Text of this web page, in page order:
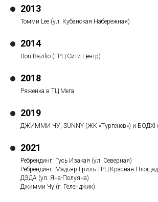
2013
Томми Lee (ул. Кубанская Набережная)
2014
Don Bazilio (ТРЦ Сити Центр)
2018
Ряженка в ТЦ Мега
2019
ДЖИММИ ЧУ, SUNNY (ЖК «Тургенев») и БОДХI
2021
Ребрендинг: Гусь Изакая (ул. Северная)
Ребрендинг: Мадьяр Гриль ТРЦ Красная
ДЭДА (ул. Яна-Полуяна)
Джимми Чу (г. Геленджик)